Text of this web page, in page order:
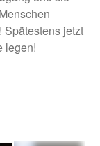
Spätestens jetzt
legen!